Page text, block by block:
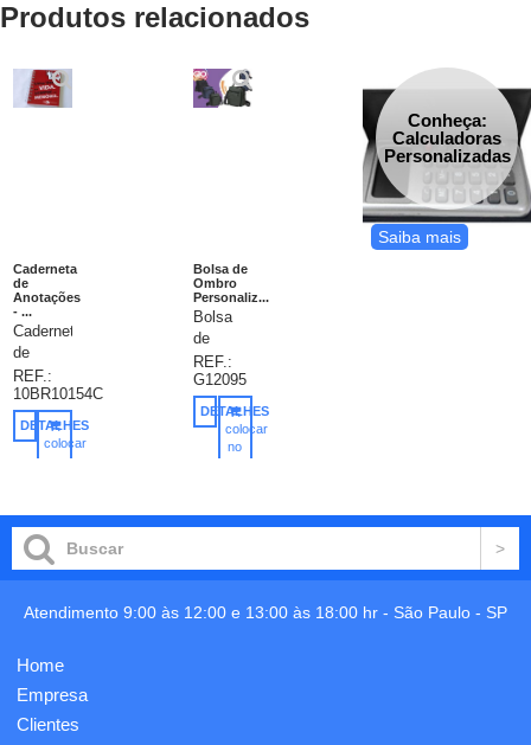
Produtos relacionados
Caderneta
de
Anotações
- ...
Caderneta
de
Anotações
personalizada,
capa
em
papel
impressão
2 cores,
acabamento
capa:
com
100
folhas
em
REF.:
10BR10154C
DETALHES
colocar
Bolsa de
Ombro
Personaliz...
Bolsa
de
ombro
personalizada,
bolsa de
ombro
compartimentos.
altura:
largura:
REF.:
G12095
DETALHES
colocar
no
Conheça:
Calculadoras
Personalizadas
Saiba mais
Atendimento 9:00 às 12:00 e 13:00 às 18:00 hr - São Paulo - SP
Home
Empresa
Clientes